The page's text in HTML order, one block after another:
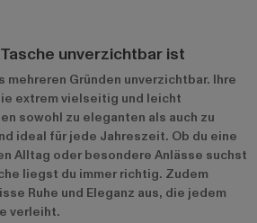
unverzichtbar ist
mehreren Gründen unverzichtbar. Ihre
extrem vielseitig und leicht
sowohl zu eleganten als auch zu
ideal für jede Jahreszeit. Ob du eine
Alltag oder besondere Anlässe suchst
liegst du immer richtig. Zudem
Ruhe und Eleganz aus, die jedem
verleiht.